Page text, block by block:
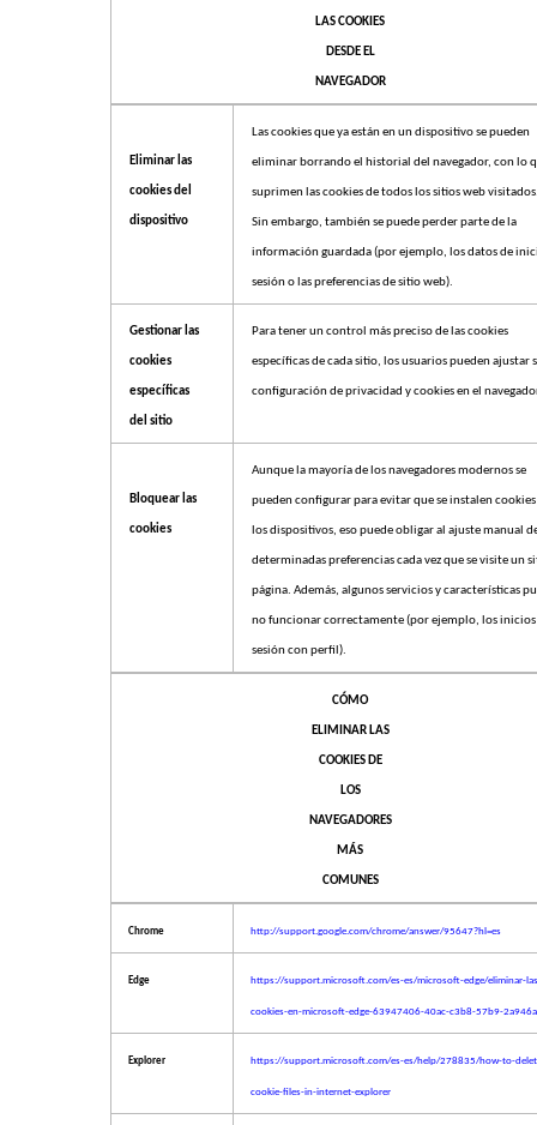
LAS COOKIES
DESDE EL
NAVEGADOR
Eliminar las
cookies del
dispositivo
Las cookies que ya están en un dispositivo se pueden
eliminar borrando el historial del navegador, con lo
suprimen las cookies de todos los sitios web
Sin embargo, también se puede perder parte de la
información guardada (por ejemplo, los datos de
sesión o las preferencias de sitio web).
Gestionar las
cookies
específicas
del sitio
Para tener un control más preciso de las cookies
específicas de cada sitio, los usuarios pueden ajustar
configuración de privacidad y cookies en el
Bloquear las
cookies
Aunque la mayoría de los navegadores modernos se
pueden configurar para evitar que se instalen
los dispositivos, eso puede obligar al ajuste manual
determinadas preferencias cada vez que se visite un
página. Además, algunos servicios y características
no funcionar correctamente (por ejemplo, los inicios
sesión con perfil).
CÓMO
ELIMINAR LAS
COOKIES DE
LOS
NAVEGADORES
MÁS
COMUNES
Chrome http://support.google.com/chrome/answer/95647?hl=es
Edge https://support.microsoft.com/es-es/microsoft-edge/eliminar-
cookies-en-microsoft-edge-63947406-40ac-c3b8-57b9-
Explorer https://support.microsoft.com/es-es/help/278835/how-to-
cookie-files-in-internet-explorer